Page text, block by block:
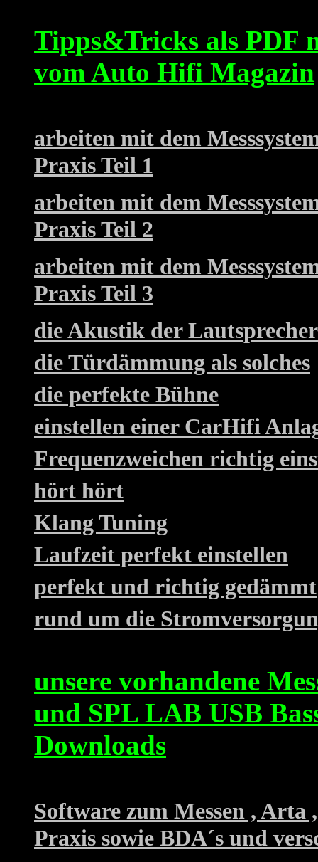
Tipps&Tricks als PDF
vom Auto Hifi Magazin
arbeiten mit dem
Praxis Teil 1
arbeiten mit dem
Praxis Teil 2
arbeiten mit dem
Praxis Teil 3
die Akustik der Lautsprecher
die Türdämmung als solches
die perfekte Bühne
einstellen einer CarHifi
Frequenzweichen richtig
hört hört
Klang Tuning
Laufzeit perfekt einstellen
perfekt und richtig gedämmt
rund um die
unsere vorhandene
und SPL LAB USB
Downloads
Software zum Messen ,
Praxis sowie BDA´s und